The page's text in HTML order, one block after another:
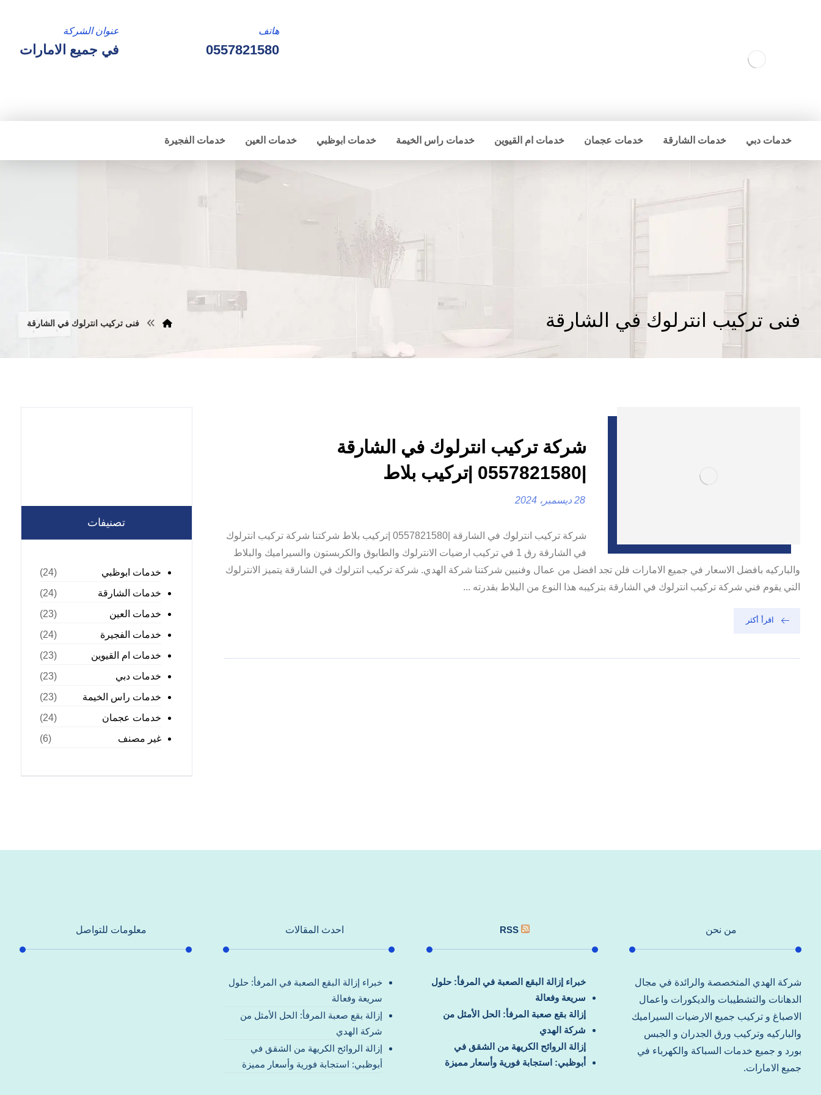
عنوان الشركة
في جميع الامارات
هاتف
0557821580
خدمات دبي خدمات الشارقة خدمات عجمان خدمات ام القيوين خدمات راس الخيمة خدمات ابوظبي خدمات العين خدمات الفجيرة
فنى تركيب انترلوك في الشارقة فنى تركيب انترلوك في الشارقة
شركة تركيب انترلوك في الشارقة
|0557821580 |تركيب بلاط
28 ديسمبر، 2024
شركة تركيب انترلوك في الشارقة |0557821580 |تركيب بلاط شركتنا شركة تركيب انترلوك
في الشارقة رق 1 في تركيب ارضيات الانترلوك والطابوق والكربستون والسيراميك والبلاط
والباركيه بافضل الاسعار في جميع الامارات فلن تجد افضل من عمال وفنيين شركتنا شركة الهدي. شركة تركيب انترلوك في الشارقة يتميز الانترلوك
التي يقوم فني شركة تركيب انترلوك في الشارقة بتركيبه هذا النوع من البلاط بقدرته ...
اقرأ أكثر
تصنيفات
خدمات ابوظبي
(24)
خدمات الشارقة
(24)
خدمات العين
(23)
خدمات الفجيرة
(24)
خدمات ام القيوين
(23)
خدمات دبي
(23)
خدمات راس الخيمة
(23)
خدمات عجمان
(24)
غير مصنف
(6)
من نحن
شركة الهدي المتخصصة والرائدة في مجال
الدهانات والتشطيبات والديكورات واعمال
الاصباغ و تركيب جميع الارضيات السيراميك
والباركيه وتركيب ورق الجدران و الجبس
بورد و جميع خدمات السباكة والكهرباء في
جميع الامارات.
RSS
خبراء إزالة البقع الصعبة في المرفأ: حلول
سريعة وفعالة
إزالة بقع صعبة المرفأ: الحل الأمثل من
شركة الهدي
إزالة الروائح الكريهة من الشقق في
أبوظبي: استجابة فورية وأسعار مميزة
احدث المقالات
خبراء إزالة البقع الصعبة في المرفأ: حلول
سريعة وفعالة
إزالة بقع صعبة المرفأ: الحل الأمثل من
شركة الهدي
إزالة الروائح الكريهة من الشقق في
أبوظبي: استجابة فورية وأسعار مميزة
معلومات للتواصل